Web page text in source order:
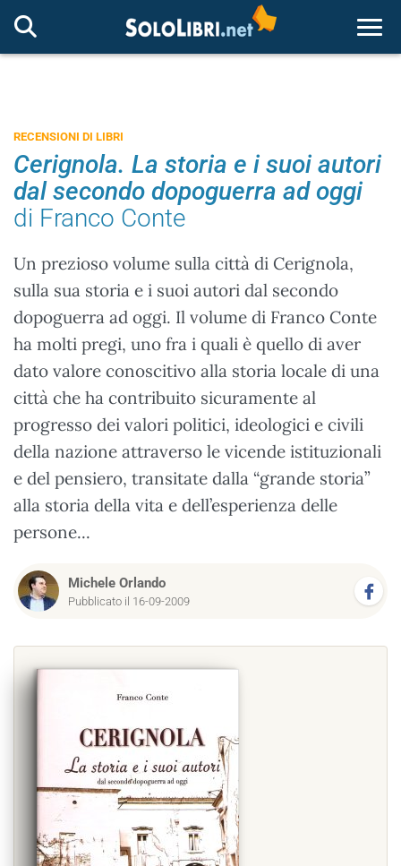
RECENSIONI DI LIBRI
Cerignola. La storia e i suoi autori
dal secondo dopoguerra ad oggi
di Franco Conte
Un prezioso volume sulla città di Cerignola,
sulla sua storia e i suoi autori dal secondo
dopoguerra ad oggi. Il volume di Franco Conte
ha molti pregi, uno fra i quali è quello di aver
dato valore conoscitivo alla storia locale di una
città che ha contribuito sicuramente al
progresso dei valori politici, ideologici e civili
della nazione attraverso le vicende istituzionali
e del pensiero, transitate dalla “grande storia”
alla storia della vita e dell’esperienza delle
persone...
Michele Orlando
Pubblicato il 16-09-2009